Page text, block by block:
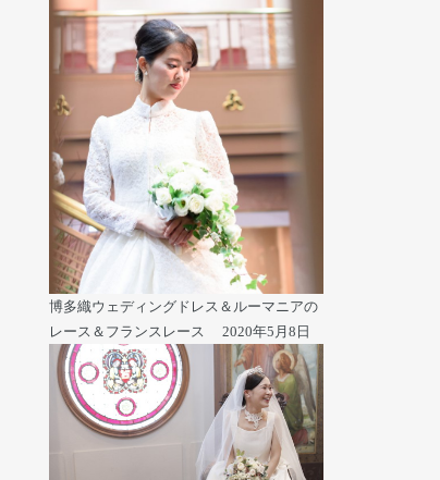
博多織ウェディングドレス＆ルーマニアの
レース＆フランスレース
2020年5月8日